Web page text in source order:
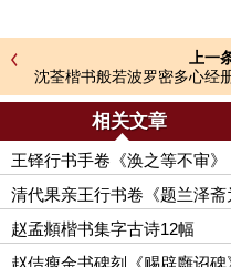
上一
沈荃楷书般若波罗密多心经
相关文章
王铎行书手卷《涣之等不审》
清代果亲王行书卷《题兰泽斋
赵孟頫楷书集字古诗12幅
赵佶瘦金书碑刻《赐辟廱诏碑